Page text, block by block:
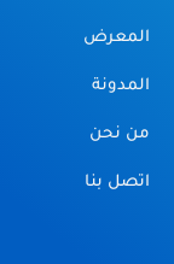
المعرض
المدونة
من نحن
اتصل بنا